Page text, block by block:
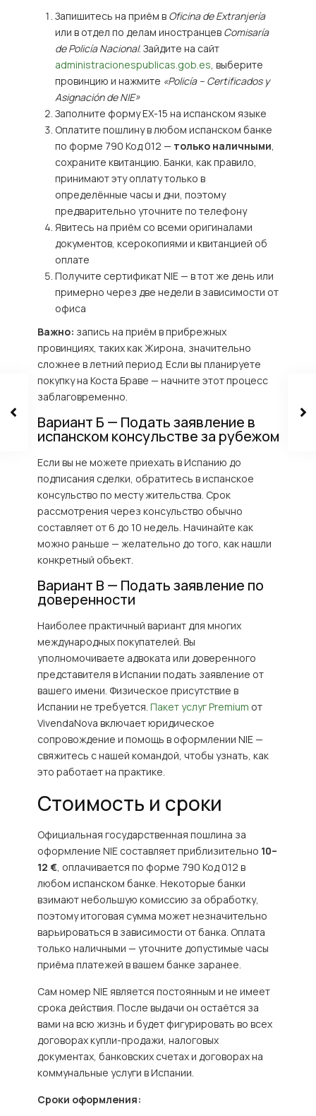
Запишитесь на приём в Oficina de Extranjería
или в отдел по делам иностранцев Comisaría
de Policía Nacional. Зайдите на сайт
administracionespublicas.gob.es, выберите
провинцию и нажмите «Policía – Certificados y
Asignación de NIE»
Заполните форму EX-15 на испанском языке
Оплатите пошлину в любом испанском банке
по форме 790 Код 012 — только наличными,
сохраните квитанцию. Банки, как правило,
принимают эту оплату только в
определённые часы и дни, поэтому
предварительно уточните по телефону
Явитесь на приём со всеми оригиналами
документов, ксерокопиями и квитанцией об
оплате
Получите сертификат NIE — в тот же день или
примерно через две недели в зависимости от
офиса
Важно: запись на приём в прибрежных
провинциях, таких как Жирона, значительно
сложнее в летний период. Если вы планируете
покупку на Коста Браве — начните этот процесс
заблаговременно.
Вариант Б — Подать заявление в
испанском консульстве за рубежом
Если вы не можете приехать в Испанию до
подписания сделки, обратитесь в испанское
консульство по месту жительства. Срок
рассмотрения через консульство обычно
составляет от 6 до 10 недель. Начинайте как
можно раньше — желательно до того, как нашли
конкретный объект.
Вариант В — Подать заявление по
доверенности
Наиболее практичный вариант для многих
международных покупателей. Вы
уполномочиваете адвоката или доверенного
представителя в Испании подать заявление от
вашего имени. Физическое присутствие в
Испании не требуется. Пакет услуг Premium от
VivendaNova включает юридическое
сопровождение и помощь в оформлении NIE —
свяжитесь с нашей командой, чтобы узнать, как
это работает на практике.
Стоимость и сроки
Официальная государственная пошлина за
оформление NIE составляет приблизительно 10–
12 €, оплачивается по форме 790 Код 012 в
любом испанском банке. Некоторые банки
взимают небольшую комиссию за обработку,
поэтому итоговая сумма может незначительно
варьироваться в зависимости от банка. Оплата
только наличными — уточните допустимые часы
приёма платежей в вашем банке заранее.
Сам номер NIE является постоянным и не имеет
срока действия. После выдачи он остаётся за
вами на всю жизнь и будет фигурировать во всех
договорах купли-продажи, налоговых
документах, банковских счетах и договорах на
коммунальные услуги в Испании.
Сроки оформления: